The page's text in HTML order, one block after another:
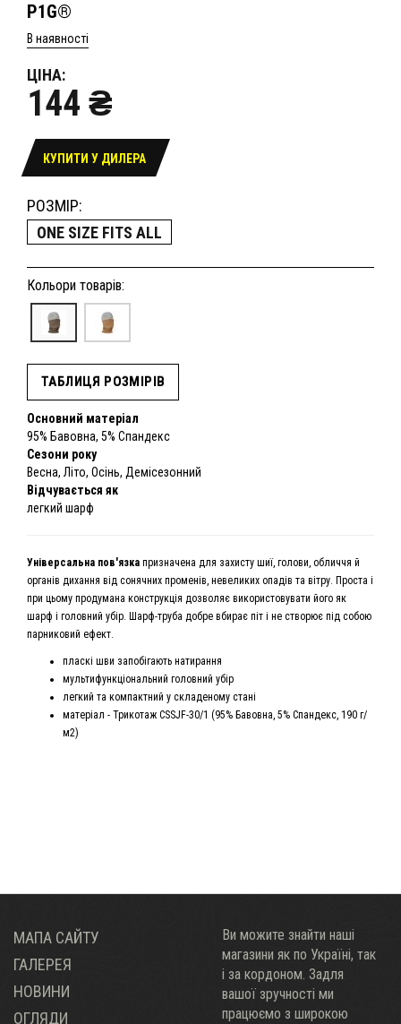
P1G®
В наявності
ЦІНА:
144 ₴
КУПИТИ У ДИЛЕРА
РОЗМІР:
ONE SIZE FITS ALL
Кольори товарів:
ТАБЛИЦЯ РОЗМІРІВ
Основний матеріал
95% Бавовна, 5% Спандекс
Сезони року
Весна, Літо, Осінь, Демісезонний
Відчувається як
легкий шарф
Універсальна пов'язка призначена для захисту шиї, голови, обличчя й
органів дихання від сонячних променів, невеликих опадів та вітру. Проста і
при цьому продумана конструкція дозволяє використовувати його як
шарф і головний убір. Шарф-труба добре вбирає піт і не створює під собою
парниковий ефект.
пласкі шви запобігають натирання
мультифункціональний головний убір
легкий та компактний у складеному стані
матеріал - Трикотаж CSSJF-30/1 (95% Бавовна, 5% Спандекс, 190 г/
м2)
МАПА САЙТУ
ГАЛЕРЕЯ
НОВИНИ
ОГЛЯДИ
Ви можите знайти наші
магазини як по Украïні, так
і за кордоном. Задля
вашої зручності ми
працюємо з широкою